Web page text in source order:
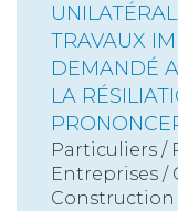
TRAVAUX
DEMANDÉ
LA
Particuliers /
Entreprises /